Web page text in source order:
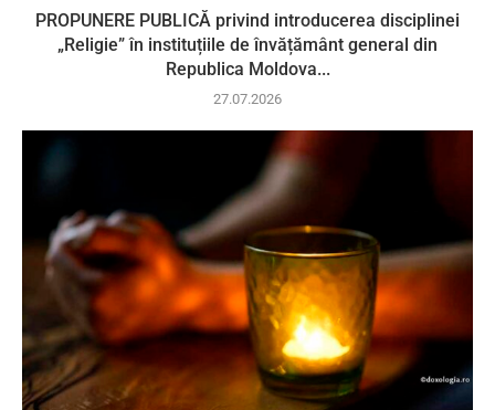
PROPUNERE PUBLICĂ privind introducerea disciplinei
„Religie” în instituțiile de învățământ general din
Republica Moldova...
27.07.2026